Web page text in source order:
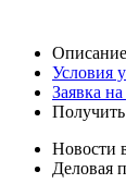
Условия
Заявка
Новости
Деловая